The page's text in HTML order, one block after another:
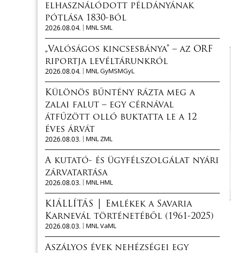
elhasználódott példányának
pótlása 1830-ból
2026.08.04.
MNL SML
„Valóságos kincsesbánya” – az ORF
riportja levéltárunkról
2026.08.04.
MNL GyMSMGyL
Különös bűntény rázta meg a
zalai falut – egy cérnával
átfűzött olló buktatta le a 12
éves árvát
2026.08.03.
MNL ZML
A kutató- és ügyfélszolgálat nyári
zárvatartása
2026.08.03.
MNL HML
KIÁLLÍTÁS │ Emlékek a Savaria
Karnevál történetéből (1961-2025)
2026.08.03.
MNL VaML
Aszályos évek nehézségei egy